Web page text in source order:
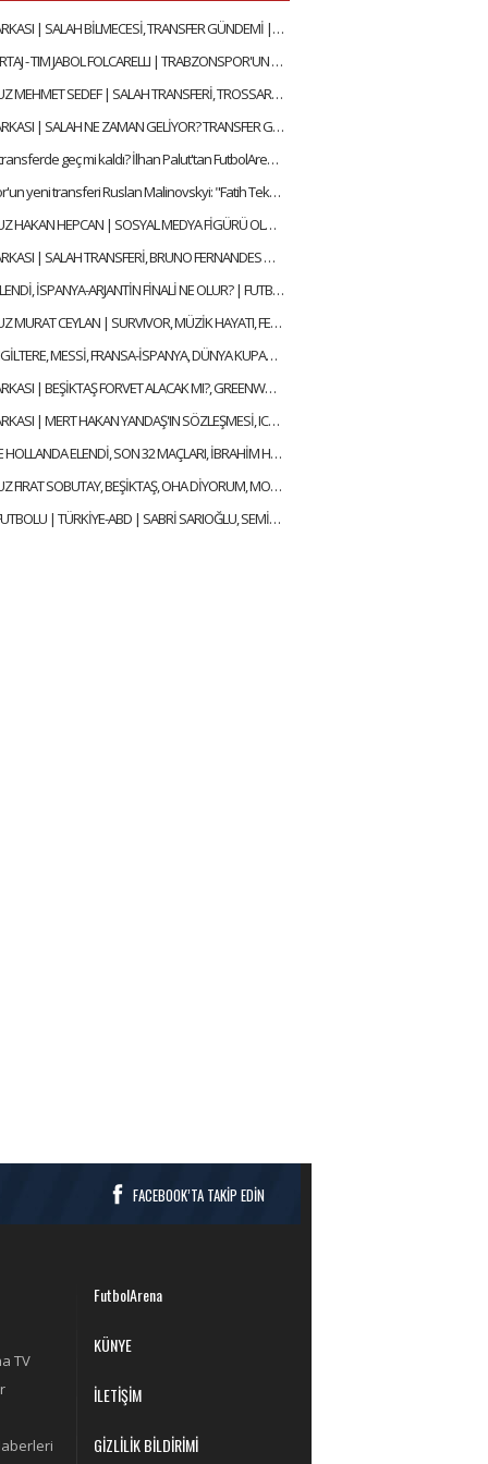
SAVUNMA ARKASI | SALAH BİLMECESİ, TRANSFER GÜNDEMİ | MEHMET AYAN, GÖKHAN DİNÇ
ÖZEL RÖPORTAJ - TIM JABOL FOLCARELLI | TRABZONSPOR'UN BU SEZONKİ HEDEFLERİ, FATİH TEKKE, SAÇ TARZI
KONUĞUMUZ MEHMET SEDEF | SALAH TRANSFERİ, TROSSARD, BEŞİKTAŞ'IN DURUMU | SELEN İLE ALFA SOHBET
SAVUNMA ARKASI | SALAH NE ZAMAN GELİYOR? TRANSFER GÜNDEMİ | MEHMET AYAN, GÖKHAN DİNÇ
Konyaspor transferde geç mi kaldı? İlhan Palut'tan FutbolArena'ya özel açıklamalar
Trabzonspor'un yeni transferi Ruslan Malinovskyi: "Fatih Tekke ile birlikte çalışmaktan mutluyum"
KONUĞUMUZ HAKAN HEPCAN | SOSYAL MEDYA FİGÜRÜ OLMAK, AZİZ YILDIRIM & ALİ KOÇ | SELEN İLE ALFA SOHBET
SAVUNMA ARKASI | SALAH TRANSFERİ, BRUNO FERNANDES GELECEK Mİ? | MEHMET AYAN, GÖKHAN DİNÇ
İNGİLTERE ELENDİ, İSPANYA-ARJANTİN FİNALİ NE OLUR? | FUTBOLARENA GÜNDEM
KONUĞUMUZ MURAT CEYLAN | SURVIVOR, MÜZİK HAYATI, FENERBAHÇE SEVDASI | SELEN İLE ALFA SOHBET
ARJANTİN-İNGİLTERE, MESSİ, FRANSA-İSPANYA, DÜNYA KUPASI YARI FİNALLERİ | FUTBOLARENA GÜNDEM
SAVUNMA ARKASI | BEŞİKTAŞ FORVET ALACAK MI?, GREENWOOD SONA DOĞRU | MEHMET AYAN, GÖKHAN DİNÇ
SAVUNMA ARKASI | MERT HAKAN YANDAŞ'IN SÖZLEŞMESİ, ICARDI KALACAK MI? | MEHMET AYAN, GÖKHAN DİNÇ
ALMANYA VE HOLLANDA ELENDİ, SON 32 MAÇLARI, İBRAHİM HACIOSMANOĞLU & FATİH TERİM | FUTBOLARENA GÜNDEM
KONUĞUMUZ FIRAT SOBUTAY, BEŞİKTAŞ, OHA DİYORUM, MONTELLA, EN GURME DEPLASMAN | SELEN İLE ALFA SOHBET
DÜNYANIN FUTBOLU | TÜRKİYE-ABD | SABRİ SARIOĞLU, SEMİH ŞENTÜRK, MEHMET AYAN
FACEBOOK’TA TAKİP EDİN
TV
FutbolArena
KÜNYE
İLETİŞİM
GİZLİLİK BİLDİRİMİ